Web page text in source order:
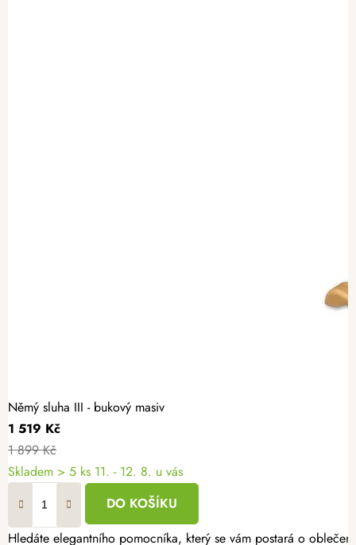
Němý sluha III - bukový masiv
1 519 Kč
1 899 Kč
Skladem > 5 ks 11. - 12. 8. u vás
DO KOŠÍKU
Hledáte elegantního pomocníka, který se vám postará o